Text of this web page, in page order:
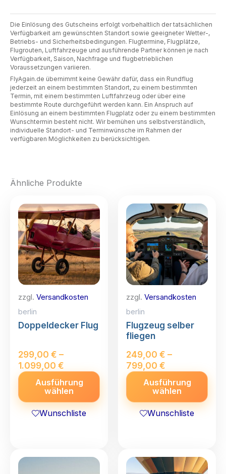
Die Einlösung des Gutscheins erfolgt vorbehaltlich der tatsächlichen
Verfügbarkeit am gewünschten Standort sowie geeigneter Wetter-,
Betriebs- und Sicherheitsbedingungen. Flugtermine, Flugplätze,
Flugrouten, Luftfahrzeuge und ausführende Partner können je nach
Verfügbarkeit, Saison, Nachfrage und flugbetrieblichen
Voraussetzungen variieren.
FlyAgain.de übernimmt keine Gewähr dafür, dass ein Rundflug
jederzeit an einem bestimmten Standort, zu einem bestimmten
Termin, mit einem bestimmten Luftfahrzeug oder über eine
bestimmte Route durchgeführt werden kann. Ein Anspruch auf
Einlösung an einem bestimmten Flugplatz oder zu einem bestimmten
Wunschtermin besteht nicht. Wir bemühen uns selbstverständlich,
individuelle Standort- und Terminwünsche im Rahmen der
verfügbaren Möglichkeiten zu berücksichtigen.
Ähnliche Produkte
zzgl. Versandkosten
berlin
Doppeldecker Flug
299,00 € –
1.099,00 €
Ausführung
wählen
Dieses
Wunschliste
zzgl. Versandkosten
berlin
Flugzeug selber
fliegen
249,00 € –
799,00 €
Ausführung
wählen
Wunschliste